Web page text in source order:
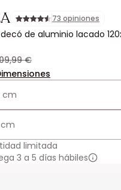
73 opiniones
de aluminio lacado
€
cm
cm
limitada
3 a 5 días hábiles